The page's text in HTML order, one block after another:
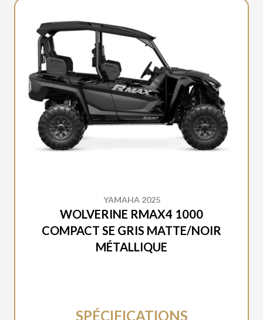
YAMAHA 2025
WOLVERINE RMAX4 1000
COMPACT SE GRIS MATTE/NOIR
MÉTALLIQUE
SPÉCIFICATIONS